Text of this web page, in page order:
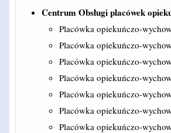
Centrum Obsługi placówek
Placówka opiekuńczo-
Placówka opiekuńczo-
Placówka opiekuńczo-
Placówka opiekuńczo-
Placówka opiekuńczo-
Placówka opiekuńczo-
Placówka opiekuńczo-